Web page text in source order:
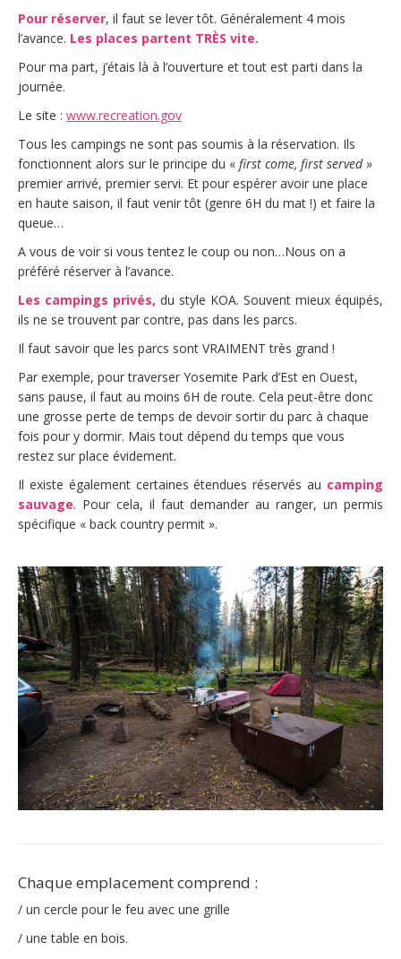
Pour réserver, il faut se lever tôt. Généralement 4 mois
l’avance. Les places partent TRÈS vite.
Pour ma part, j’étais là à l’ouverture et tout est parti dans la
journée.
Le site : www.recreation.gov
Tous les campings ne sont pas soumis à la réservation. Ils
fonctionnent alors sur le principe du « first come, first served»
premier arrivé, premier servi. Et pour espérer avoir une place
en haute saison, il faut venir tôt (genre 6H du mat !) et faire la
queue…
A vous de voir si vous tentez le coup ou non…Nous on a
préféré réserver à l’avance.
Les campings privés, du style KOA. Souvent mieux équipés,
ils ne se trouvent par contre, pas dans les parcs.
Il faut savoir que les parcs sont VRAIMENT très grand !
Par exemple, pour traverser Yosemite Park d’Est en Ouest,
sans pause, il faut au moins 6H de route. Cela peut-être donc
une grosse perte de temps de devoir sortir du parc à chaque
fois pour y dormir. Mais tout dépend du temps que vous
restez sur place évidement.
Il existe également certaines étendues réservés au camping
sauvage. Pour cela, il faut demander au ranger, un permis
spécifique « back country permit ».
Chaque emplacement comprend :
/ un cercle pour le feu avec une grille
/ une table en bois.